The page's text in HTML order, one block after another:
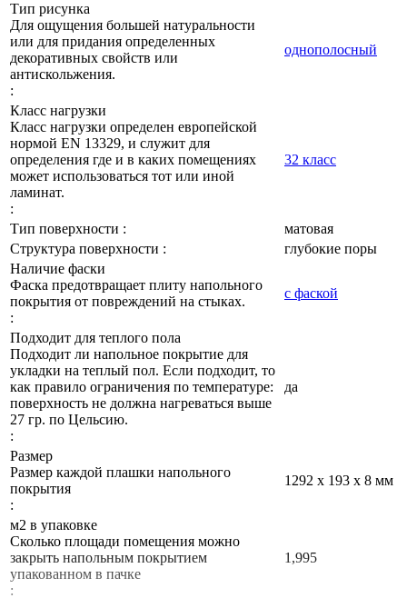
Тип рисунка
Для ощущения большей натуральности
или для придания определенных
декоративных свойств или
антискольжения.
:
однополосный
Класс нагрузки
Класс нагрузки определен европейской
нормой EN 13329, и служит для
определения где и в каких помещениях
может использоваться тот или иной
ламинат.
:
32 класс
Тип поверхности :
матовая
Структура поверхности :
глубокие поры
Наличие фаски
Фаска предотвращает плиту напольного
покрытия от повреждений на стыках.
:
с фаской
Подходит для теплого пола
Подходит ли напольное покрытие для
укладки на теплый пол. Если подходит, то
как правило ограничения по температуре:
поверхность не должна нагреваться выше
27 гр. по Цельсию.
:
да
Размер
Размер каждой плашки напольного
покрытия
:
1292 х 193 х 8 мм
м2 в упаковке
Сколько площади помещения можно
закрыть напольным покрытием
упакованном в пачке
:
1,995